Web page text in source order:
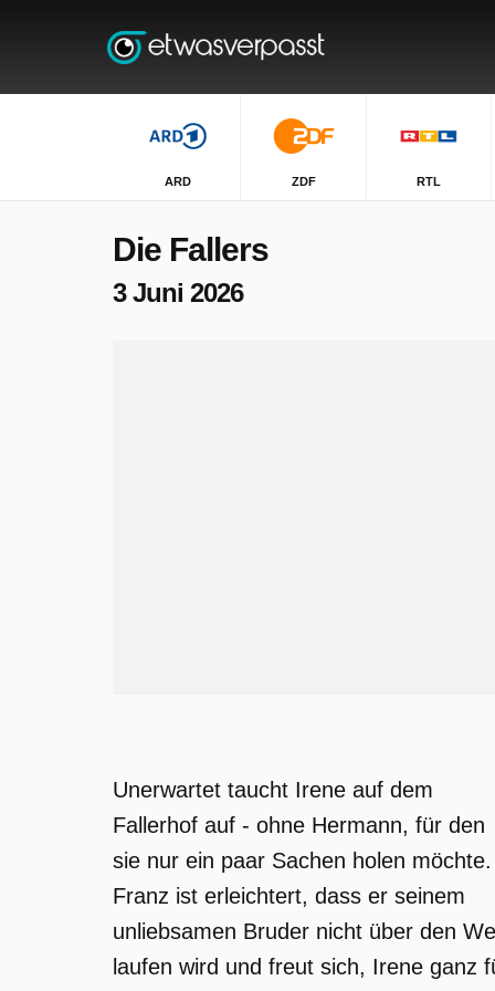
ARD ZDF RTL
Die Fallers
3 Juni 2026
Unerwartet taucht Irene auf dem
Fallerhof auf - ohne Hermann, für den
sie nur ein paar Sachen holen möchte.
Franz ist erleichtert, dass er seinem
unliebsamen Bruder nicht über den
laufen wird und freut sich, Irene ganz